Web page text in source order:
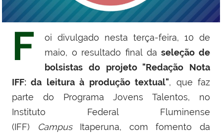
F
oi divulgado nesta terça-feira, 10 de
maio, o resultado final daseleção de
bolsistas do projeto "Redação Nota
IFF: da leitura à produção textual", que faz
parte do Programa Jovens Talentos, no
Instituto Federal Fluminense
(IFF)
CampusItaperuna, com fomento da